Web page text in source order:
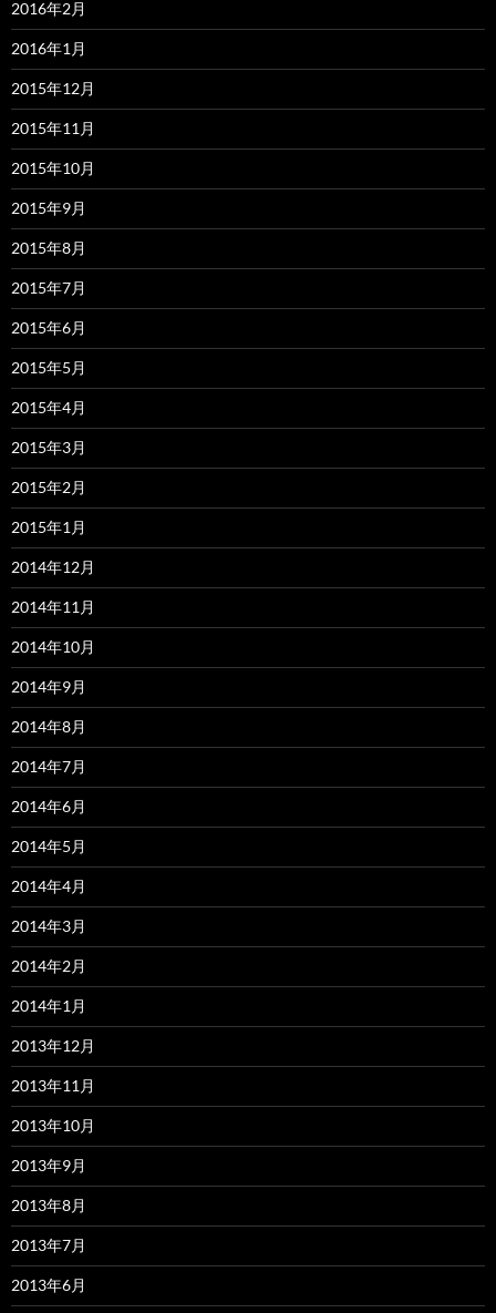
2016年2月
2016年1月
2015年12月
2015年11月
2015年10月
2015年9月
2015年8月
2015年7月
2015年6月
2015年5月
2015年4月
2015年3月
2015年2月
2015年1月
2014年12月
2014年11月
2014年10月
2014年9月
2014年8月
2014年7月
2014年6月
2014年5月
2014年4月
2014年3月
2014年2月
2014年1月
2013年12月
2013年11月
2013年10月
2013年9月
2013年8月
2013年7月
2013年6月